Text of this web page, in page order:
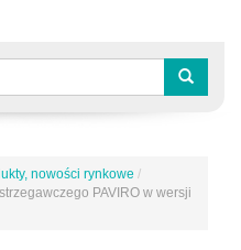
nowości rynkowe /
PAVIRO w wersji